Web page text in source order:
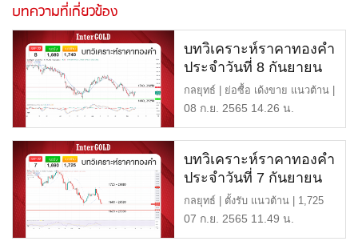
บทความที่เกี่ยวข้อง
บทวิเคราะห์ราคาทองคำ
ประจำวันที่ 8 กันยายน
2565
กลยุทธ์ | ย่อซื้อ เด้งขาย แนวต้าน |
1,740 หรือ 29,850 บ […]
08 ก.ย. 2565 14.26 น.
บทวิเคราะห์ราคาทองคำ
ประจำวันที่ 7 กันยายน
2565
กลยุทธ์ | ตั้งรับ แนวต้าน | 1,725
หรือ 29,880 บาท แนวรั […]
07 ก.ย. 2565 11.49 น.